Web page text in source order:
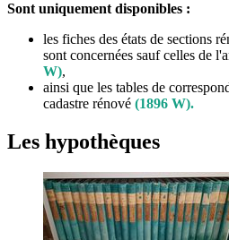
Sont uniquement disponibles :
les fiches des états de sections
sont concernées sauf celles de
W),
ainsi que les tables de
cadastre rénové (1896 W).
Les hypothèques